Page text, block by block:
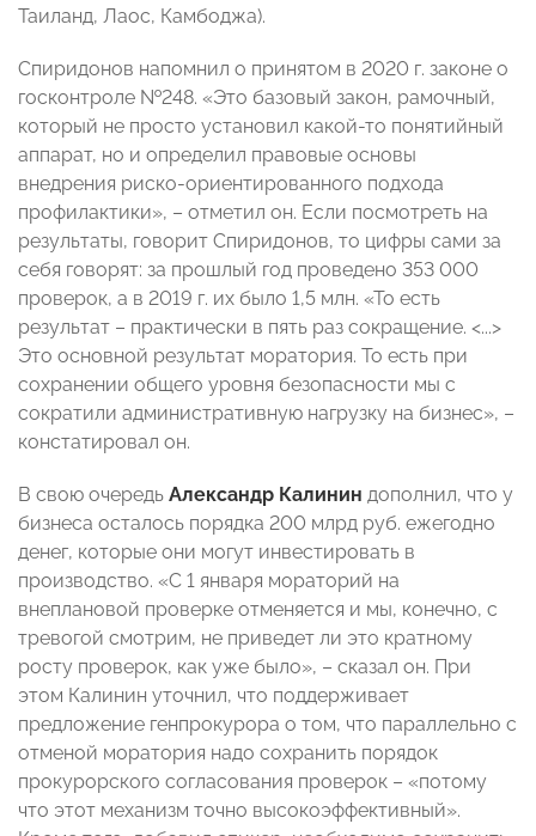
Таиланд, Лаос, Камбоджа).
Спиридонов напомнил о принятом в 2020 г. законе о
госконтроле №248. «Это базовый закон, рамочный,
который не просто установил какой-то понятийный
аппарат, но и определил правовые основы
внедрения риско-ориентированного подхода
профилактики», – отметил он. Если посмотреть на
результаты, говорит Спиридонов, то цифры сами за
себя говорят: за прошлый год проведено 353 000
проверок, а в 2019 г. их было 1,5 млн. «То есть
результат – практически в пять раз сокращение. <...>
Это основной результат моратория. То есть при
сохранении общего уровня безопасности мы с
сократили административную нагрузку на бизнес», –
констатировал он.
В свою очередь Александр Калинин дополнил, что у
бизнеса осталось порядка 200 млрд руб. ежегодно
денег, которые они могут инвестировать в
производство. «С 1 января мораторий на
внеплановой проверке отменяется и мы, конечно, с
тревогой смотрим, не приведет ли это кратному
росту проверок, как уже было», – сказал он. При
этом Калинин уточнил, что поддерживает
предложение генпрокурора о том, что параллельно с
отменой моратория надо сохранить порядок
прокурорского согласования проверок – «потому
что этот механизм точно высокоэффективный».